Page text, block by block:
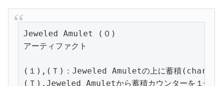
Jeweled Amulet (０)
アーティファクト
(１),(Ｔ)：Jeweled Amuletの上に蓄積(charge)カウ